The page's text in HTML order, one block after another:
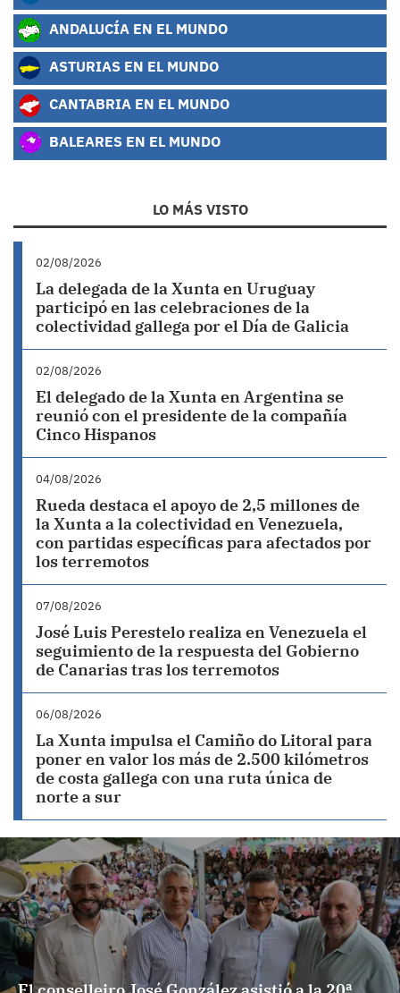
ANDALUCÍA EN EL MUNDO
ASTURIAS EN EL MUNDO
CANTABRIA EN EL MUNDO
BALEARES EN EL MUNDO
LO MÁS VISTO
02/08/2026
La delegada de la Xunta en Uruguay
participó en las celebraciones de la
colectividad gallega por el Día de Galicia
02/08/2026
El delegado de la Xunta en Argentina se
reunió con el presidente de la compañía
Cinco Hispanos
04/08/2026
Rueda destaca el apoyo de 2,5 millones de
la Xunta a la colectividad en Venezuela,
con partidas específicas para afectados por
los terremotos
07/08/2026
José Luis Perestelo realiza en Venezuela el
seguimiento de la respuesta del Gobierno
de Canarias tras los terremotos
06/08/2026
La Xunta impulsa el Camiño do Litoral para
poner en valor los más de 2.500 kilómetros
de costa gallega con una ruta única de
norte a sur